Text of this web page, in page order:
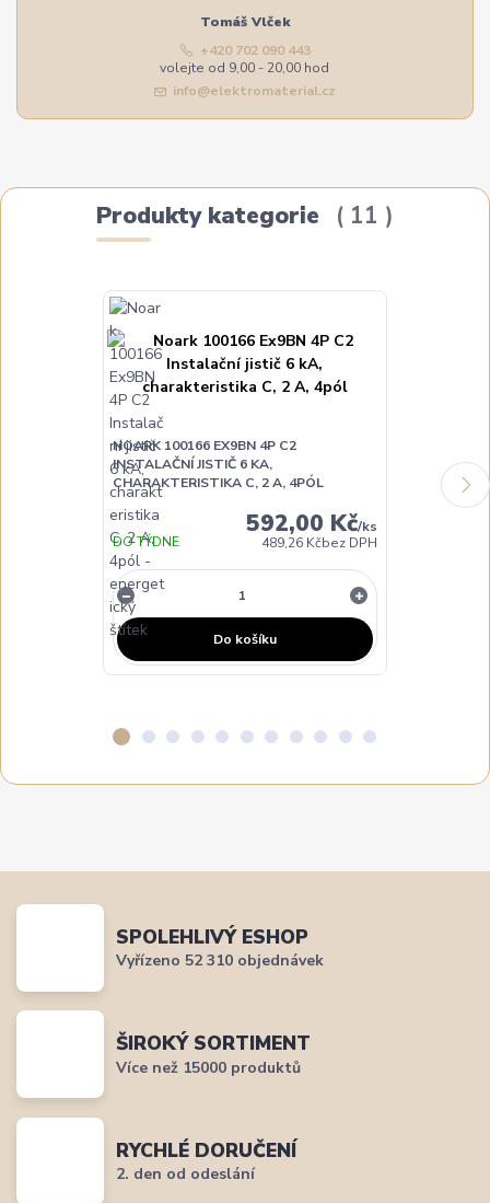
Tomáš Vlček
+420 702 090 443
volejte od 9,00 - 20,00 hod
info@elektromaterial.cz
Produkty kategorie 11
NOARK 100166 EX9BN 4P C2
INSTALAČNÍ JISTIČ 6 KA,
CHARAKTERISTIKA C, 2 A, 4PÓL
592,00 Kč/ks
489,26 Kčbez DPH
DO TÝDNE
Do košíku
INSTALAČNÍ
SPOLEHLIVÝ ESHOP
Vyřízeno 52 310 objednávek
ŠIROKÝ SORTIMENT
Více než 15000 produktů
RYCHLÉ DORUČENÍ
2. den od odeslání